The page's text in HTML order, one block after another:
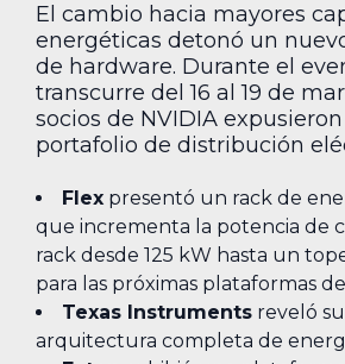
El cambio hacia mayores
energéticas detonó un
de hardware. Durante el
transcurre del 16 al 19 de
socios de NVIDIA
portafolio de distribución
Flex presentó un rack de
que incrementa la potencia de
rack desde 125 kW hasta un
para las próximas plataformas
Texas Instruments reveló
arquitectura completa de